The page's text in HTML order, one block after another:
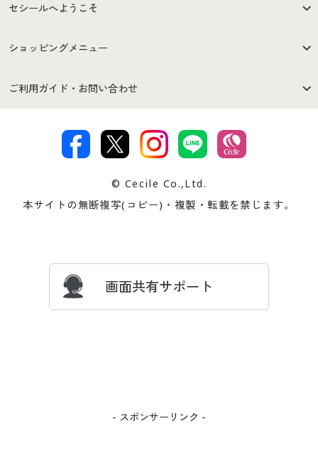
セシールへようこそ
はじめての方へ
セシールご利用規約
著作権・商標について 会社案内
ショッピングメニュー
商品カテゴリ
プレゼント＆キャンペーン サイトマップ
ご利用ガイド・お問い合わせ
交換・返品は お支払は
ついて
忘れの場合
© Cecile Co.,Ltd.
本サイトの無断複写(コピー)・複製・転載を禁じます。
画面共有サポート
- スポンサーリンク -